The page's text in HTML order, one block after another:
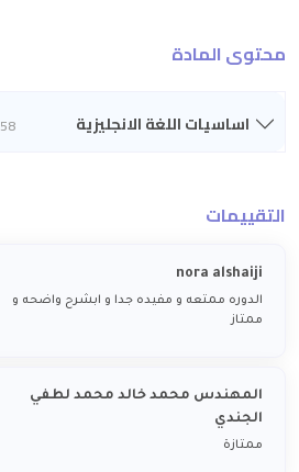
محتوى المادة
اساسيات اللغة الانجليزية 58 د
التقييمات
nora alshaiji
الدوره ممتعه و مفيده جدا و ابشرح واضحه و
ممتاز
المهندس محمد خالد محمد لطفي
الجندي
ممتازة